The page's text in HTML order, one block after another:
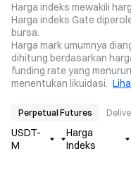
Harga indeks mewakili
Harga indeks Gate
bursa.
Harga mark umumnya
dihitung berdasarkan
funding rate yang
menentukan likuidasi.
Perpetual Futures
USDT-
M
Harga
Indeks